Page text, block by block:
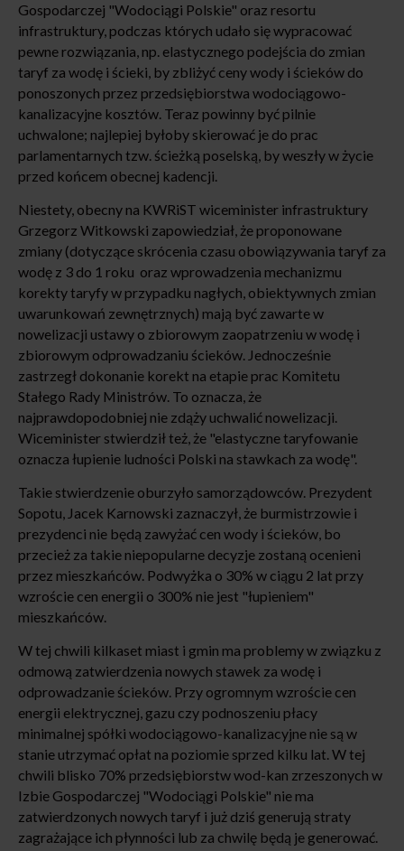
Gospodarczej "Wodociągi Polskie" oraz resortu
infrastruktury, podczas których udało się wypracować
pewne rozwiązania, np. elastycznego podejścia do zmian
taryf za wodę i ścieki, by zbliżyć ceny wody i ścieków do
ponoszonych przez przedsiębiorstwa wodociągowo-
kanalizacyjne kosztów. Teraz powinny być pilnie
uchwalone; najlepiej byłoby skierować je do prac
parlamentarnych tzw. ścieżką poselską, by weszły w życie
przed końcem obecnej kadencji.
Niestety, obecny na KWRiST wiceminister infrastruktury
Grzegorz Witkowski zapowiedział, że proponowane
zmiany (dotyczące skrócenia czasu obowiązywania taryf za
wodę z 3 do 1 roku oraz wprowadzenia mechanizmu
korekty taryfy w przypadku nagłych, obiektywnych zmian
uwarunkowań zewnętrznych) mają być zawarte w
nowelizacji ustawy o zbiorowym zaopatrzeniu w wodę i
zbiorowym odprowadzaniu ścieków. Jednocześnie
zastrzegł dokonanie korekt na etapie prac Komitetu
Stałego Rady Ministrów. To oznacza, że
najprawdopodobniej nie zdąży uchwalić nowelizacji.
Wiceminister stwierdził też, że "elastyczne taryfowanie
oznacza łupienie ludności Polski na stawkach za wodę".
Takie stwierdzenie oburzyło samorządowców. Prezydent
Sopotu, Jacek Karnowski zaznaczył, że burmistrzowie i
prezydenci nie będą zawyżać cen wody i ścieków, bo
przecież za takie niepopularne decyzje zostaną ocenieni
przez mieszkańców. Podwyżka o 30% w ciągu 2 lat przy
wzroście cen energii o 300% nie jest "łupieniem"
mieszkańców.
W tej chwili kilkaset miast i gmin ma problemy w związku z
odmową zatwierdzenia nowych stawek za wodę i
odprowadzanie ścieków. Przy ogromnym wzroście cen
energii elektrycznej, gazu czy podnoszeniu płacy
minimalnej spółki wodociągowo-kanalizacyjne nie są w
stanie utrzymać opłat na poziomie sprzed kilku lat. W tej
chwili blisko 70% przedsiębiorstw wod-kan zrzeszonych w
Izbie Gospodarczej "Wodociągi Polskie" nie ma
zatwierdzonych nowych taryf i już dziś generują straty
zagrażające ich płynności lub za chwilę będą je generować.